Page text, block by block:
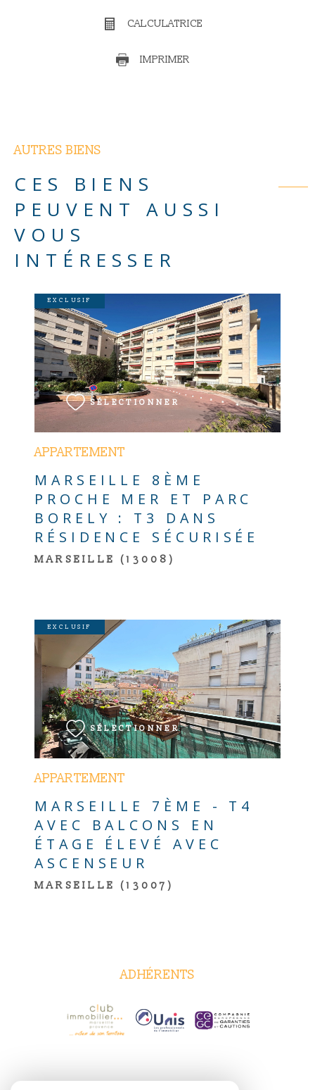
CALCULATRICE
IMPRIMER
AUTRES BIENS
CES BIENS
PEUVENT AUSSI
VOUS
INTÉRESSER
APPARTEMENT
MARSEILLE 8ÈME
PROCHE MER ET PARC
BORELY : T3 DANS
RÉSIDENCE SÉCURISÉE
MARSEILLE (13008)
EXCLUSIF
SÉLECTIONNER
VOIR LE BIEN
APPARTEMENT
MARSEILLE 7ÈME - T4
AVEC BALCONS EN
ÉTAGE ÉLEVÉ AVEC
ASCENSEUR
MARSEILLE (13007)
EXCLUSIF
SÉLECTIONNER
VOIR LE BIEN
ADHÉRENTS